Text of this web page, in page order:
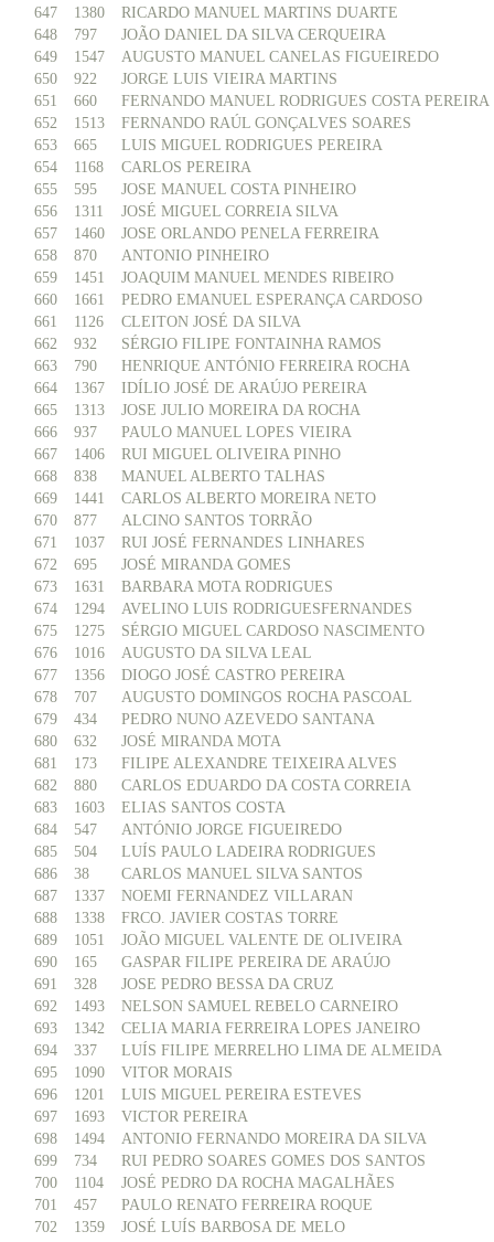
647
1380
RICARDO MANUEL MARTINS DUARTE
648
797
JOÃO DANIEL DA SILVA CERQUEIRA
649
1547
AUGUSTO MANUEL CANELAS FIGUEIREDO
650
922
JORGE LUIS VIEIRA MARTINS
651
660
FERNANDO MANUEL RODRIGUES COSTA PEREIRA
652
1513
FERNANDO RAÚL GONÇALVES SOARES
653
665
LUIS MIGUEL RODRIGUES PEREIRA
654
1168
CARLOS PEREIRA
655
595
JOSE MANUEL COSTA PINHEIRO
656
1311
JOSÉ MIGUEL CORREIA SILVA
657
1460
JOSE ORLANDO PENELA FERREIRA
658
870
ANTONIO PINHEIRO
659
1451
JOAQUIM MANUEL MENDES RIBEIRO
660
1661
PEDRO EMANUEL ESPERANÇA CARDOSO
661
1126
CLEITON JOSÉ DA SILVA
662
932
SÉRGIO FILIPE FONTAINHA RAMOS
663
790
HENRIQUE ANTÓNIO FERREIRA ROCHA
664
1367
IDÍLIO JOSÉ DE ARAÚJO PEREIRA
665
1313
JOSE JULIO MOREIRA DA ROCHA
666
937
PAULO MANUEL LOPES VIEIRA
667
1406
RUI MIGUEL OLIVEIRA PINHO
668
838
MANUEL ALBERTO TALHAS
669
1441
CARLOS ALBERTO MOREIRA NETO
670
877
ALCINO SANTOS TORRÃO
671
1037
RUI JOSÉ FERNANDES LINHARES
672
695
JOSÉ MIRANDA GOMES
673
1631
BARBARA MOTA RODRIGUES
674
1294
AVELINO LUIS RODRIGUESFERNANDES
675
1275
SÉRGIO MIGUEL CARDOSO NASCIMENTO
676
1016
AUGUSTO DA SILVA LEAL
677
1356
DIOGO JOSÉ CASTRO PEREIRA
678
707
AUGUSTO DOMINGOS ROCHA PASCOAL
679
434
PEDRO NUNO AZEVEDO SANTANA
680
632
JOSÉ MIRANDA MOTA
681
173
FILIPE ALEXANDRE TEIXEIRA ALVES
682
880
CARLOS EDUARDO DA COSTA CORREIA
683
1603
ELIAS SANTOS COSTA
684
547
ANTÓNIO JORGE FIGUEIREDO
685
504
LUÍS PAULO LADEIRA RODRIGUES
686
38
CARLOS MANUEL SILVA SANTOS
687
1337
NOEMI FERNANDEZ VILLARAN
688
1338
FRCO. JAVIER COSTAS TORRE
689
1051
JOÃO MIGUEL VALENTE DE OLIVEIRA
690
165
GASPAR FILIPE PEREIRA DE ARAÚJO
691
328
JOSE PEDRO BESSA DA CRUZ
692
1493
NELSON SAMUEL REBELO CARNEIRO
693
1342
CELIA MARIA FERREIRA LOPES JANEIRO
694
337
LUÍS FILIPE MERRELHO LIMA DE ALMEIDA
695
1090
VITOR MORAIS
696
1201
LUIS MIGUEL PEREIRA ESTEVES
697
1693
VICTOR PEREIRA
698
1494
ANTONIO FERNANDO MOREIRA DA SILVA
699
734
RUI PEDRO SOARES GOMES DOS SANTOS
700
1104
JOSÉ PEDRO DA ROCHA MAGALHÃES
701
457
PAULO RENATO FERREIRA ROQUE
702
1359
JOSÉ LUÍS BARBOSA DE MELO